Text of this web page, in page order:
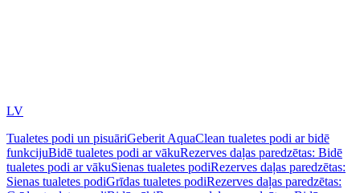
LV
Tualetes podi un pisuāriGeberit AquaClean tualetes podi ar bidē
funkcijuBidē tualetes podi ar vākuRezerves daļas paredzētas: Bidē
tualetes podi ar vākuSienas tualetes podiRezerves daļas paredzētas:
Sienas tualetes podiGrīdas tualetes podiRezerves daļas paredzētas: